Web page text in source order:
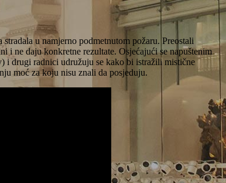
u namjerno podmetnutom požaru. Preostali
ne daju konkretne rezultate. Osjećajući se napuštenim
i drugi radnici udružuju se kako bi istražili mistične
moć za koju nisu znali da posjeduju.